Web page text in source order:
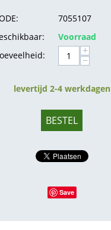
7055107
Voorraad
+
−
levertijd 2-4 werkdagen
BESTEL
Save